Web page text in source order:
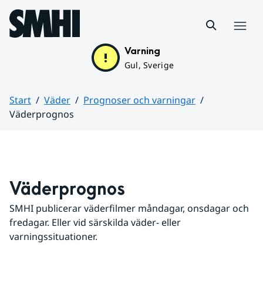
Hoppa till sidans innehåll
Varning
Gul, Sverige
Start Väder
Prognoser och varningar
Väderprognos
Väderprognos
SMHI publicerar väderfilmer måndagar, onsdagar och
fredagar. Eller vid särskilda väder- eller
varningssituationer.